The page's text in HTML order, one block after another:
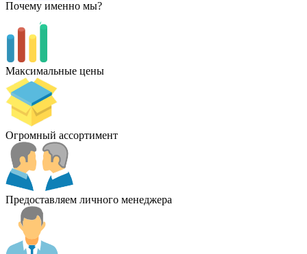
Почему именно мы?
Максимальные цены
Огромный ассортимент
Предоставляем личного менеджера